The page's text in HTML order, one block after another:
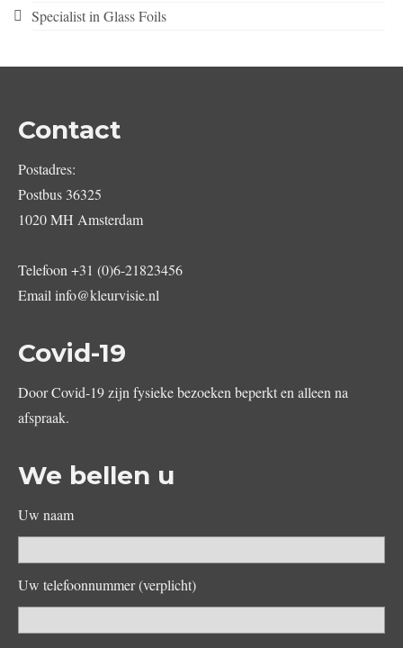
Specialist in Glass Foils
Contact
Postadres:
Postbus 36325
1020 MH Amsterdam
Telefoon +31 (0)6-21823456
Email info@kleurvisie.nl
Covid-19
Door Covid-19 zijn fysieke bezoeken beperkt en alleen na
afspraak.
We bellen u
Uw naam
Uw telefoonnummer (verplicht)